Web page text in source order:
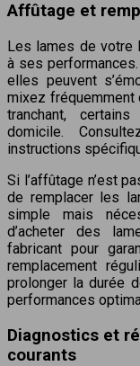
Affûtage et
Les lames de votre
à ses
elles peuvent
mixez fréquemment
tranchant,
domicile.
instructions
Si l’affûtage n’est
de remplacer les
simple mais
d’acheter des
fabricant pour
remplacement
prolonger la durée
performances
Diagnostics et
courants